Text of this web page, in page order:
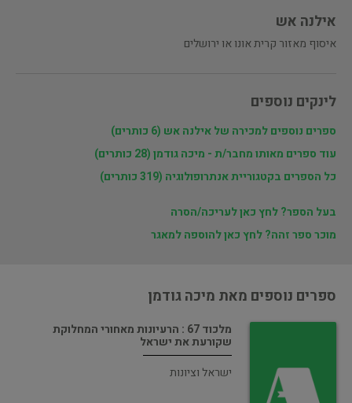
אילנה אש
איסוף מאזור קרית אונו או ירושלים
לינקים נוספים
ספרים נוספים למכירה של אילנה אש (6 כותרים)
עוד ספרים מאותו מחבר/ת - מיכה גודמן (28 כותרים)
כל הספרים בקטגוריית אנתרופולוגיה (319 כותרים)
בעל הספר? לחץ כאן לעריכה/הסרה
מוכר ספר זהה? לחץ כאן להוספה למאגר
ספרים נוספים מאת מיכה גודמן
מלכוד 67 : הרעיונות מאחורי המחלוקת
שקורעת את ישראל
ישראל וציונות